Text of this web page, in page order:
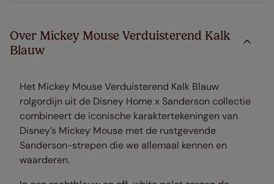
Over Mickey Mouse Verduisterend Kalk
Blauw
Het Mickey Mouse Verduisterend Kalk Blauw
rolgordijn uit de Disney Home x Sanderson collectie
combineert de iconische karaktertekeningen van
Disney’s Mickey Mouse met de rustgevende
Sanderson-strepen die we allemaal kennen en
waarderen.